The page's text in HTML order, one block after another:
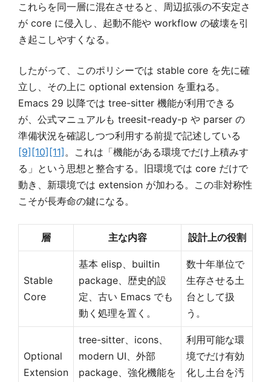
これらを同一層に混在させると、周辺拡張の不安定さ
が core に侵入し、起動不能や workflow の破壊を引
き起こしやすくなる。
したがって、このポリシーでは stable core を先に確
立し、その上に optional extension を重ねる。
Emacs 29 以降では tree-sitter 機能が利用できる
が、公式マニュアルも treesit-ready-p や parser の
準備状況を確認しつつ利用する前提で記述している
[9] [10] [11] 。これは「機能がある環境でだけ上積みす
る」という思想と整合する。旧環境では core だけで
動き、新環境では extension が加わる。この非対称性
こそが長寿命の鍵になる。
層 主な内容 設計上の役割
Stable
Core
基本 elisp、builtin
package、歴史的設
定、古い Emacs でも
動く処理を置く。
数十年単位で
生存させる土
台として扱
う。
Optional
Extension
tree-sitter、icons、
modern UI、外部
package、強化機能を
利用可能な環
境でだけ有効
化し土台を汚